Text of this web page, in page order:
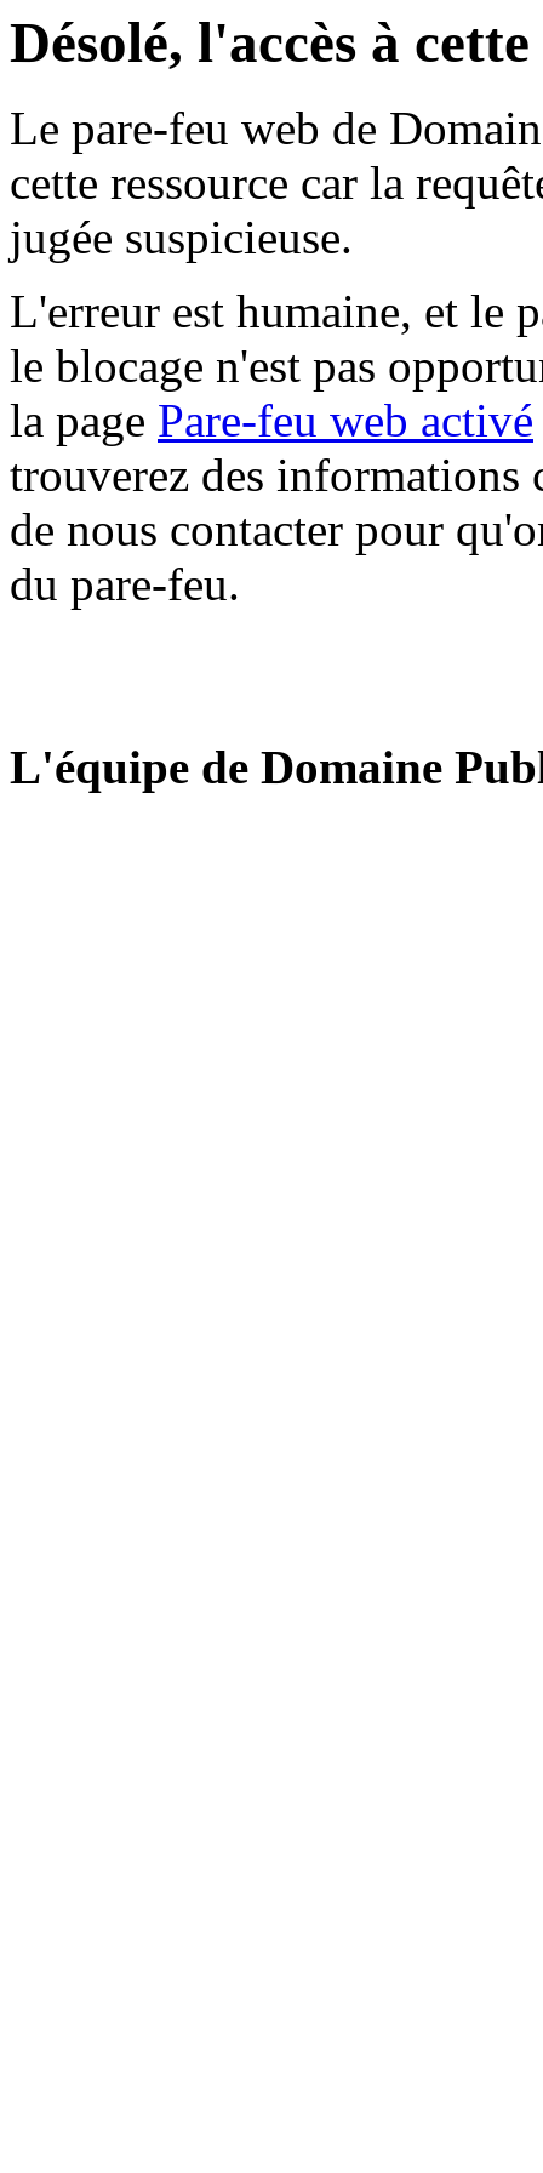
Désolé, l'accès à
Le pare-feu web de
cette ressource car la
jugée suspicieuse.
L'erreur est humaine, et le
le blocage n'est pas
la page Pare-feu web activé
trouverez des informations
de nous contacter pour
du pare-feu.
L'équipe de Domaine